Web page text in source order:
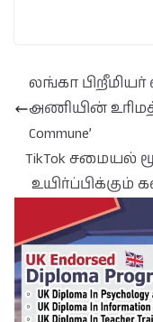
லங்கா பிறீமியர்
அணியின்
Commune’
TikTok சமையல்
உயிர்ப்பிக்கும்